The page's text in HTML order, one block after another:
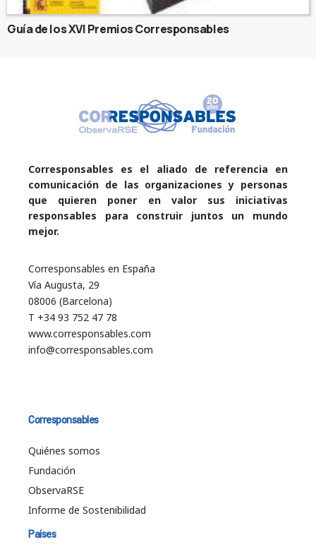
Guía de los XVI Premios Corresponsables
Corresponsables es el aliado de referencia en
comunicación de las organizaciones y personas
que quieren poner en valor sus iniciativas
responsables para construir juntos un mundo
mejor.
Corresponsables en España
Vía Augusta, 29
08006 (Barcelona)
T +34 93 752 47 78
www.corresponsables.com
info@corresponsables.com
Corresponsables
Quiénes somos
Fundación
ObservaRSE
Informe de Sostenibilidad
Países